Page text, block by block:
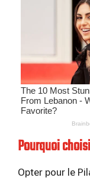
Pourquoi
Opter pour le